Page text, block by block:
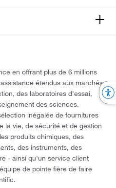
en offrant plus de 6 millions
étendus aux marchés
des laboratoires d'essai,
des sciences.
inégalée de fournitures
la vie, de sécurité et de gestion
produits chimiques, des
des instruments, des
- ainsi qu'un service client
de pointe fière de faire